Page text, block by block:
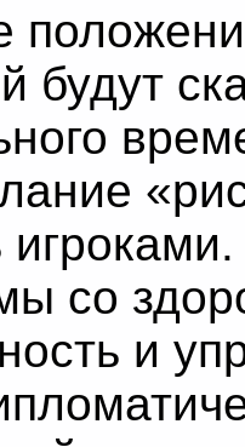
будут
со
и